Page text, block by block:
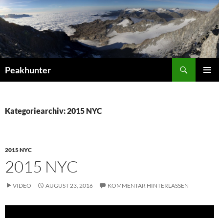
Zum
Inhalt
springen
Peakhunter
Kategoriearchiv: 2015 NYC
2015 NYC
2015 NYC
VIDEO AUGUST 23, 2016 KOMMENTAR HINTERLASSEN